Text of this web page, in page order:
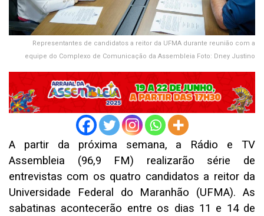
Representantes de candidatos a reitor da UFMA durante reunião com a
equipe do Complexo de Comunicação da Assembleia Foto: Dney Justino
A partir da próxima semana, a Rádio e TV
Assembleia (96,9 FM) realizarão série de
entrevistas com os quatro candidatos a reitor da
Universidade Federal do Maranhão (UFMA). As
sabatinas acontecerão entre os dias 11 e 14 de